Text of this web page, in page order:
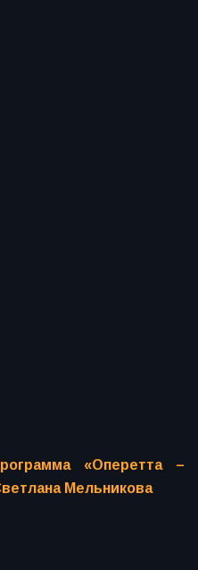
«Оперетта –
Мельникова